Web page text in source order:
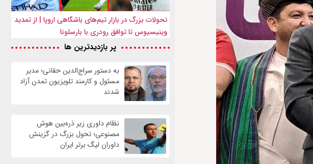
تحولات بزرگ در بازار تیم‌های باشگاهی اروپا | از تمدید
وینیسیوس تا توافق رودری با بارسلونا
پر بازدیدترین ها
به دستور سراج‌الدین حقانی؛ مدیر
مسئول و کارمند تلویزیون تمدن آزاد
شدند
نظام داوری زیر ذره‌بین هوش
مصنوعی؛ تحول بزرگ در گزینش
داوران لیگ برتر ایران